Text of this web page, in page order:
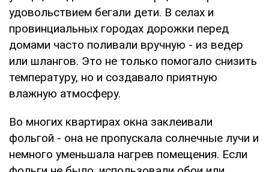
удовольствием бегали дети. В селах и
провинциальных городах дорожки перед
домами часто поливали вручную - из ведер
или шлангов. Это не только помогало снизить
температуру, но и создавало приятную
влажную атмосферу.
Во многих квартирах окна заклеивали
фольгой - она не пропускала солнечные лучи и
немного уменьшала нагрев помещения. Если